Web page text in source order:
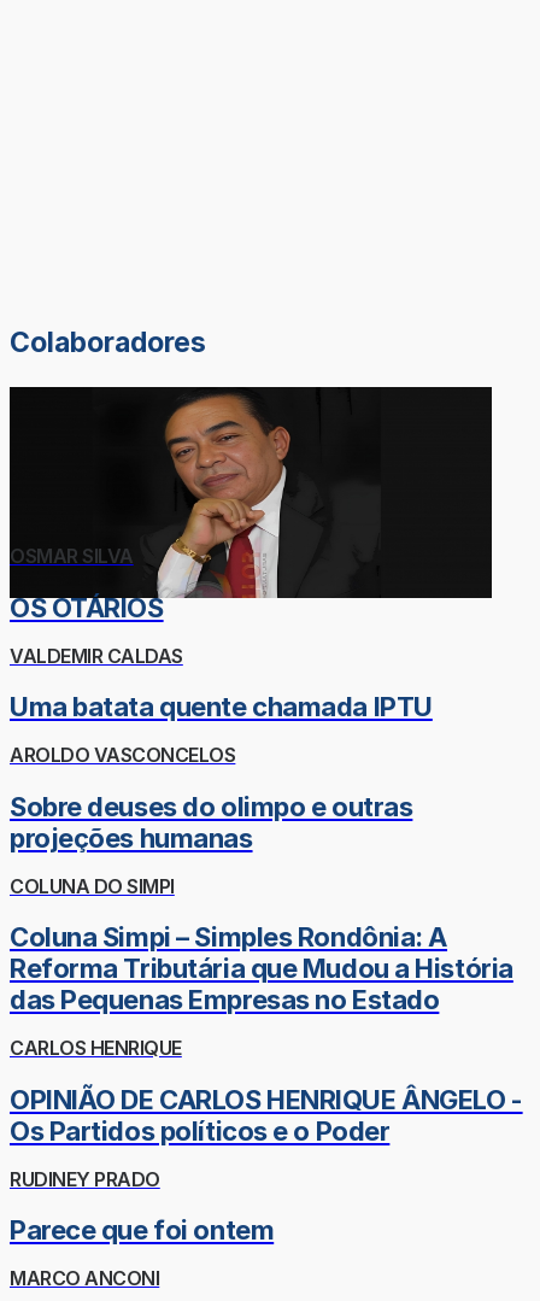
Colaboradores
OSMAR SILVA
OS OTÁRIOS
VALDEMIR CALDAS
Uma batata quente chamada IPTU
AROLDO VASCONCELOS
Sobre deuses do olimpo e outras
projeções humanas
COLUNA DO SIMPI
Coluna Simpi – Simples Rondônia: A
Reforma Tributária que Mudou a História
das Pequenas Empresas no Estado
CARLOS HENRIQUE
OPINIÃO DE CARLOS HENRIQUE ÂNGELO -
Os Partidos políticos e o Poder
RUDINEY PRADO
Parece que foi ontem
MARCO ANCONI